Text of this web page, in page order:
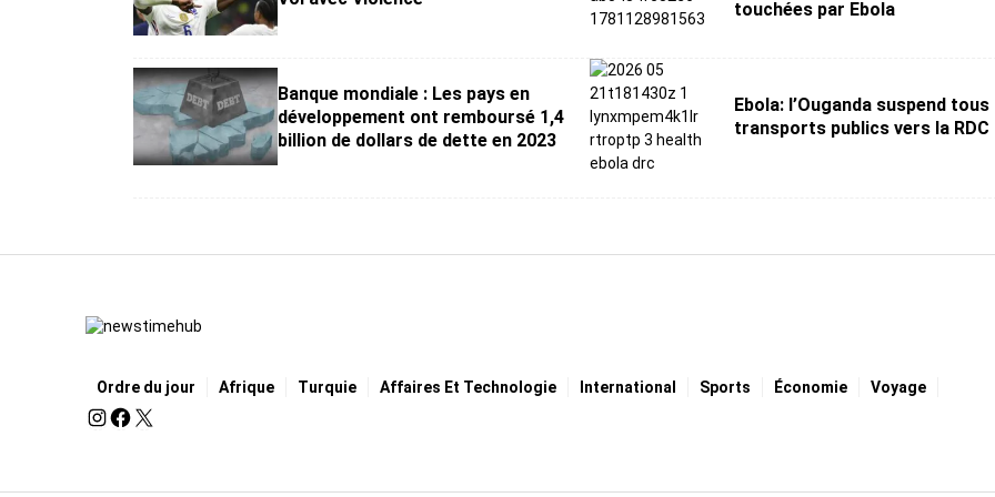
touchées par Ebola
Banque mondiale : Les pays en
développement ont remboursé 1,4
billion de dollars de dette en 2023
Ebola: l’Ouganda suspend tous
transports publics vers la RDC
Ordre du jour Afrique Turquie Affaires Et Technologie International Sports Économie Voyage